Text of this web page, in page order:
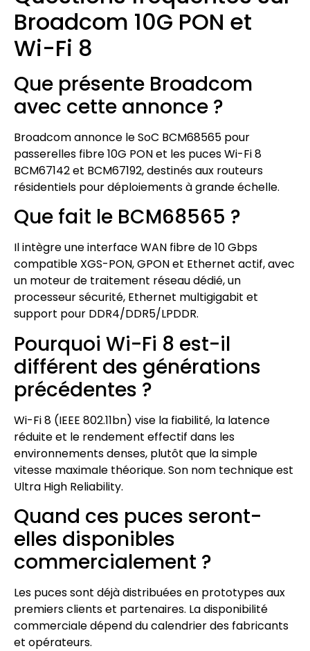
Broadcom 10G PON et
Wi-Fi 8
Que présente Broadcom
avec cette annonce ?
Broadcom annonce le SoC BCM68565 pour
passerelles fibre 10G PON et les puces Wi-Fi 8
BCM67142 et BCM67192, destinés aux routeurs
résidentiels pour déploiements à grande échelle.
Que fait le BCM68565 ?
Il intègre une interface WAN fibre de 10 Gbps
compatible XGS-PON, GPON et Ethernet actif, avec
un moteur de traitement réseau dédié, un
processeur sécurité, Ethernet multigigabit et
support pour DDR4/DDR5/LPDDR.
Pourquoi Wi-Fi 8 est-il
différent des générations
précédentes ?
Wi-Fi 8 (IEEE 802.11bn) vise la fiabilité, la latence
réduite et le rendement effectif dans les
environnements denses, plutôt que la simple
vitesse maximale théorique. Son nom technique est
Ultra High Reliability.
Quand ces puces seront-
elles disponibles
commercialement ?
Les puces sont déjà distribuées en prototypes aux
premiers clients et partenaires. La disponibilité
commerciale dépend du calendrier des fabricants
et opérateurs.